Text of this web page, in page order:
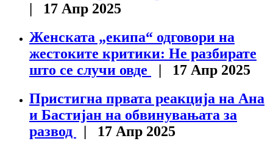
| 17 Апр 2025
Женската „екипа“ одговори на
жестоките критики: Не разбирате
што се случи овде
| 17 Апр 2025
Пристигна првата реакција на Ана
и Бастијан на обвинувањата за
развод
| 17 Апр 2025